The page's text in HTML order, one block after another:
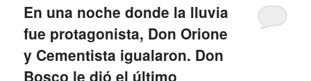
En una noche donde la lluvia
fue protagonista, Don Orione
y Cementista igualaron. Don
Bosco le dió el último